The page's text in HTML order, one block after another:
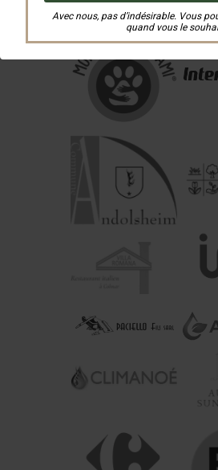
Avec nous, pas d’indésirable. Vous
quand vous le